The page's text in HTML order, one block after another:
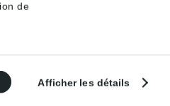
de
du
Afficher les détails